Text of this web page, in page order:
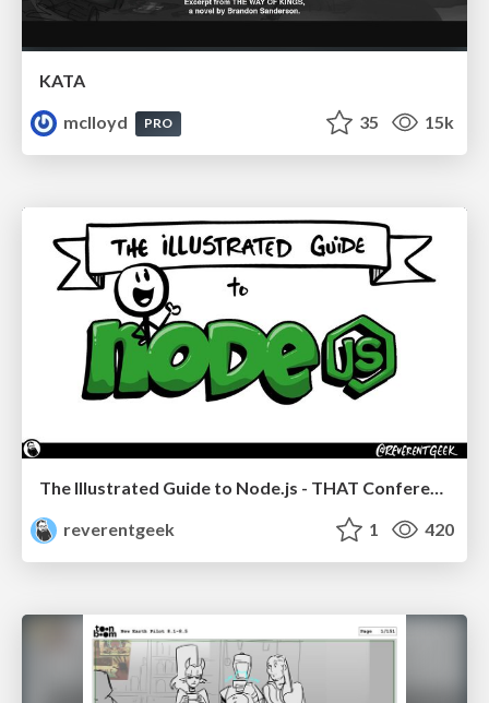
KATA
mclloyd
PRO 35 15k
The Illustrated Guide to Node.js - THAT Conference 2024
reverentgeek
1 420